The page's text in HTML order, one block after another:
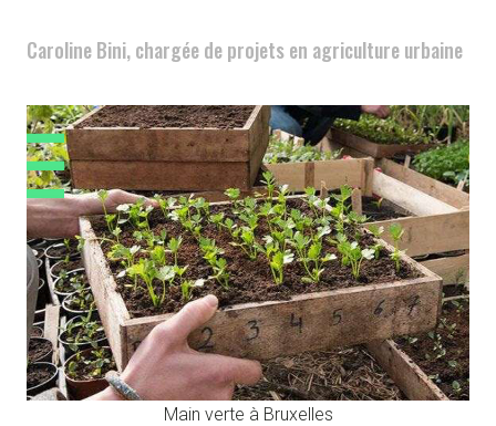
Caroline Bini, chargée de projets en agriculture urbaine
Main verte à Bruxelles